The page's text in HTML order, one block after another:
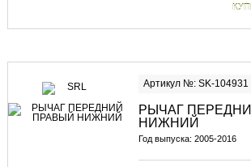
Артикул №: SK-104931
РЫЧАГ
НИЖНИЙ
Год выпуска: 2005-2016